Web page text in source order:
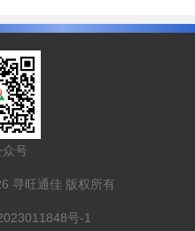
众号
寻旺通佳 版权所有
号-1